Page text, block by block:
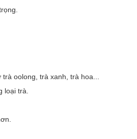
oolong, trà xanh, trà hoa...
loại trà.